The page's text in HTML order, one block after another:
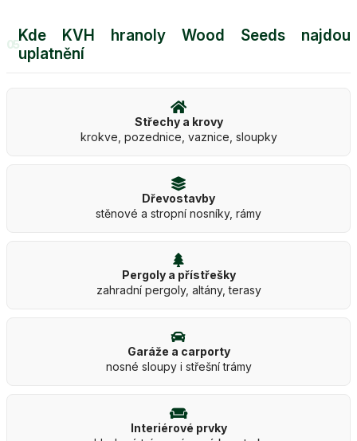
05Kde KVH hranoly Wood Seeds najdou
uplatnění
Střechy a krovy
krokve, pozednice, vaznice, sloupky
Dřevostavby
stěnové a stropní nosníky, rámy
Pergoly a přístřešky
zahradní pergoly, altány, terasy
Garáže a carporty
nosné sloupy i střešní trámy
Interiérové prvky